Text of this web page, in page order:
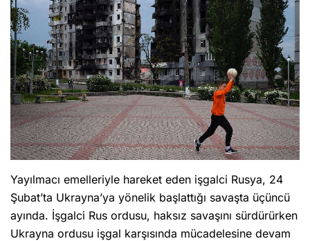
Yayılmacı emelleriyle hareket eden işgalci Rusya, 24
Şubat’ta Ukrayna’ya yönelik başlattığı savaşta üçüncü
ayında. İşgalci Rus ordusu, haksız savaşını sürdürürken
Ukrayna ordusu işgal karşısında mücadelesine devam